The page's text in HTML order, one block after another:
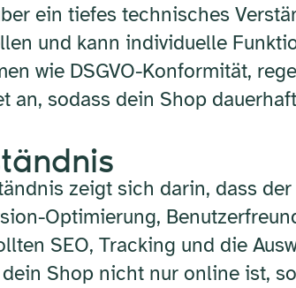
ein tiefes technisches
und kann individuelle
wie DSGVO-Konformität,
an, sodass dein Shop
zeigt sich darin, dass
Optimierung,
SEO, Tracking und die
Shop nicht nur online ist,